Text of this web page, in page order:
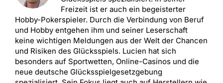
Freizeit ist er auch ein begeisterter
Hobby-Pokerspieler. Durch die Verbindung von Beruf
und Hobby entgehen ihm und seiner Leserschaft
keine wichtigen Meldungen aus der Welt der Chancen
und Risiken des Glücksspiels. Lucien hat sich
besonders auf Sportwetten, Online-Casinos und die
neue deutsche Glücksspielgesetzgebung